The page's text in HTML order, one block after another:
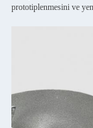
prototiplenmesini ve